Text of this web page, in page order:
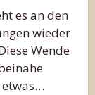
es an den
wieder
Wende
etwas…